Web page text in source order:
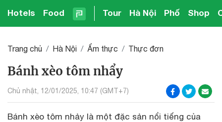
Hotels Food Tour Hà Nội Phố Shop
Trang chủ Hà Nội Ẩm thực Thực đơn
Bánh xèo tôm nhẩy
Chủ nhật, 12/01/2025, 10:47 (GMT+7)
Bánh xèo tôm nhảy là một đặc sản nổi tiếng của